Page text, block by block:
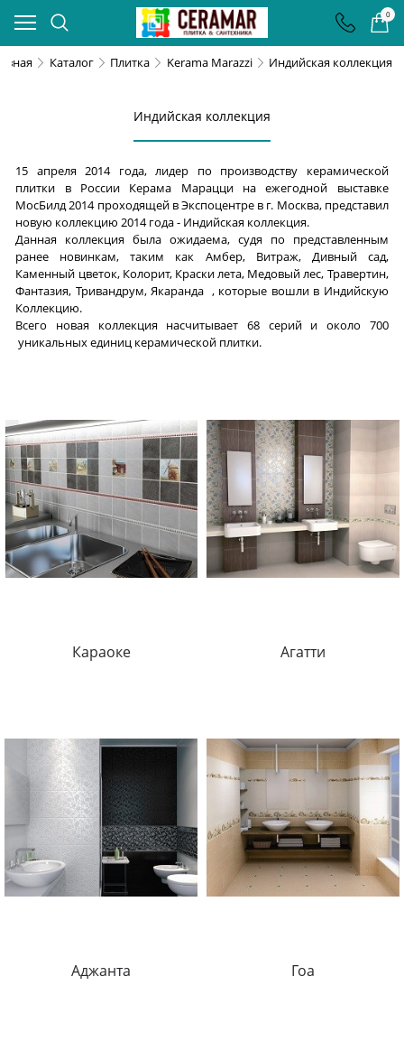
0
Каталог Плитка Kerama Marazzi Индийская коллекция
Индийская коллекция
15 апреля 2014 года, лидер по производству керамической
плитки в России Керама Марацци на ежегодной выставке
МосБилд 2014 проходящей в Экспоцентре в г. Москва, представил
новую коллекцию 2014 года - Индийская коллекция.
Данная коллекция была ожидаема, судя по представленным
ранее новинкам, таким как Амбер, Витраж, Дивный сад,
Каменный цветок, Колорит, Краски лета, Медовый лес, Травертин,
Фантазия, Тривандрум, Якаранда , которые вошли в Индийскую
Коллекцию.
Всего новая коллекция насчитывает 68 серий и около 700
уникальных единиц керамической плитки.
Караоке Агатти
Аджанта Гоа